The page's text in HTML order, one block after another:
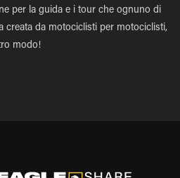
per la guida e i tour che ognuno di
creata da motociclisti per motociclisti,
modo!